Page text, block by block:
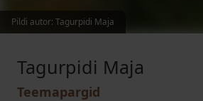
Tagurpidi Maja
Teemapargid
Pildi autor: Tagurpidi Maja